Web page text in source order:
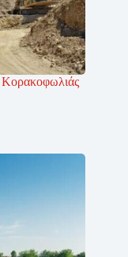
Κορακοφωλιάς